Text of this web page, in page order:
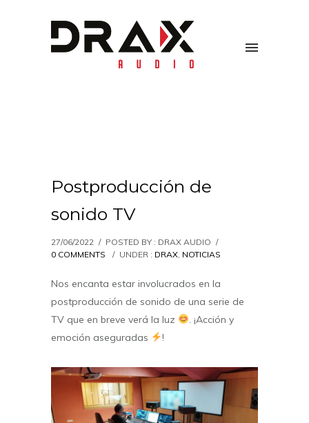
Postproducción de
sonido TV
27/06/2022 / POSTED BY : DRAX AUDIO /
0 COMMENTS
/ UNDER : DRAX, NOTICIAS
Nos encanta estar involucrados en la
postproducción de sonido de una serie de
TV que en breve verá la luz
. ¡Acción y
emoción aseguradas
!